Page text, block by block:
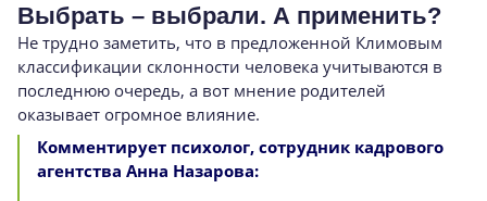
Выбрать – выбрали. А применить?
Не трудно заметить, что в предложенной Климовым
классификации склонности человека учитываются в
последнюю очередь, а вот мнение родителей
оказывает огромное влияние.
Комментирует психолог, сотрудник кадрового
агентства Анна Назарова: